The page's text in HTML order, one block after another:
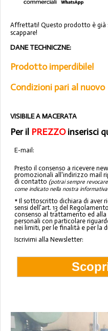
Affrettati! Questo prodotto è già
scappare!
DANE TECHNICZNE:
Prodotto imperdibile!
Condizioni pari al nuovo
VISIBILE A MACERATA
Per il PREZZOinserisci
E-mail:
Presto il consenso a ricevere
promozionali all'indirizzo mail
di contatto (potrai sempre
come indicato nella nostra
* Il sottoscritto dichiara di aver
sensi dell'art. 13 del
consenso al trattamento ed
personali con particolare
nei limiti, per le finalità e per la
Iscrivimi alla Newsletter: